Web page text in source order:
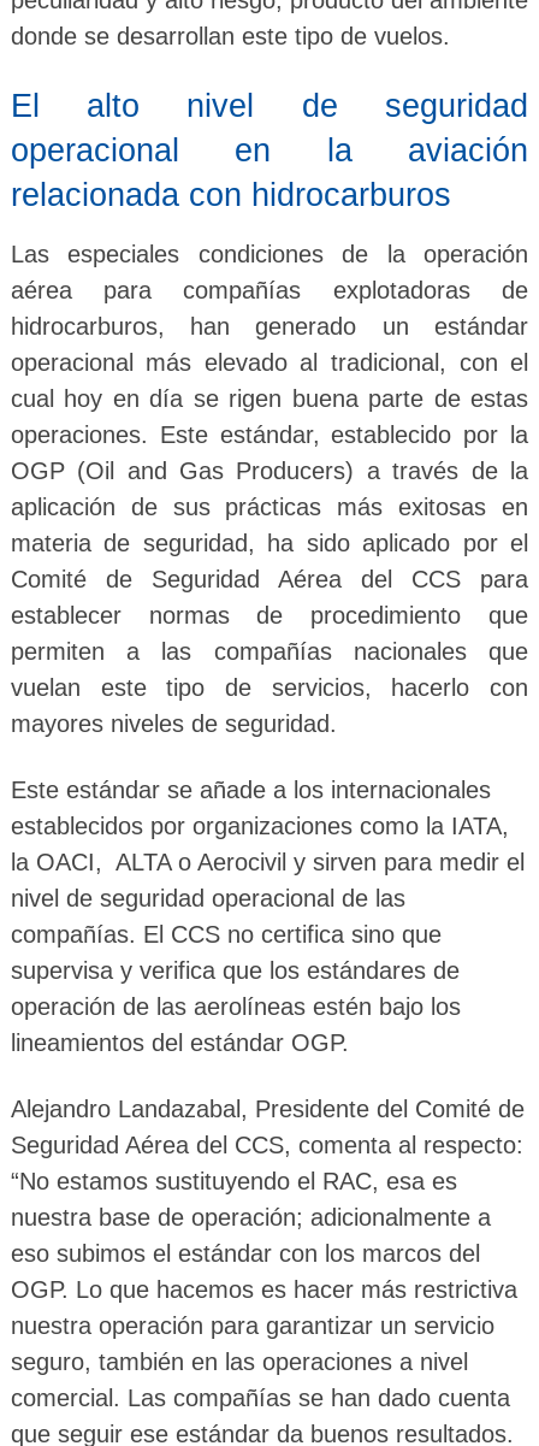
donde se desarrollan este tipo de vuelos.
El alto nivel de seguridad
operacional en la aviación
relacionada con hidrocarburos
Las especiales condiciones de la operación
aérea para compañías explotadoras de
hidrocarburos, han generado un estándar
operacional más elevado al tradicional, con el
cual hoy en día se rigen buena parte de estas
operaciones. Este estándar, establecido por la
OGP (Oil and Gas Producers) a través de la
aplicación de sus prácticas más exitosas en
materia de seguridad, ha sido aplicado por el
Comité de Seguridad Aérea del CCS para
establecer normas de procedimiento que
permiten a las compañías nacionales que
vuelan este tipo de servicios, hacerlo con
mayores niveles de seguridad.
Este estándar se añade a los internacionales
establecidos por organizaciones como la IATA,
la OACI, ALTA o Aerocivil y sirven para medir el
nivel de seguridad operacional de las
compañías. El CCS no certifica sino que
supervisa y verifica que los estándares de
operación de las aerolíneas estén bajo los
lineamientos del estándar OGP.
Alejandro Landazabal, Presidente del Comité de
Seguridad Aérea del CCS, comenta al respecto:
“No estamos sustituyendo el RAC, esa es
nuestra base de operación; adicionalmente a
eso subimos el estándar con los marcos del
OGP. Lo que hacemos es hacer más restrictiva
nuestra operación para garantizar un servicio
seguro, también en las operaciones a nivel
comercial. Las compañías se han dado cuenta
que seguir ese estándar da buenos resultados.